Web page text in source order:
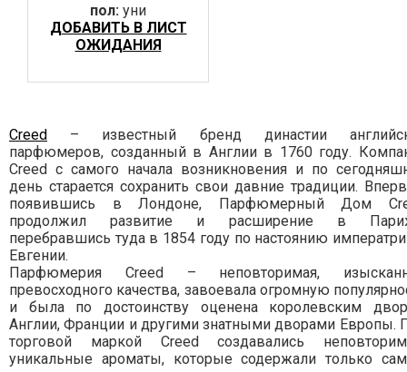
пол: уни
ДОБАВИТЬ В ЛИСТ
ОЖИДАНИЯ
Creed – известный бренд династии
парфюмеров, созданный в Англии в 1760 году.
Creed с самого начала возникновения и по
день старается сохранить свои давние традиции.
появившись в Лондоне, Парфюмерный Дом
продолжил развитие и расширение в
перебравшись туда в 1854 году по настоянию
Евгении.
Парфюмерия Creed – неповторимая,
превосходного качества, завоевала огромную
и была по достоинству оценена королевским
Англии, Франции и другими знатными дворами Европы.
торговой маркой Creed создавались
уникальные ароматы, которые содержали только